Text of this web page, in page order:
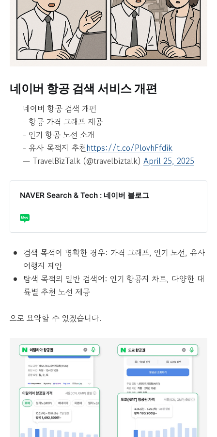
네이버 항공 검색 서비스 개편
네이버 항공 검색 개편
- 항공 가격 그래프 제공
- 인기 항공 노선 소개
- 유사 목적지 추천https://t.co/PlovhFfdik
— TravelBizTalk (@travelbiztalk) April 25, 2025
NAVER Search & Tech : 네이버 블로그
검색 목적이 명확한 경우: 가격 그래프, 인기 노선, 유사
여행지 제안
탐색 목적의 일반 검색어: 인기 항공지 차트, 다양한 대
륙별 추천 노선 제공
으로 요약할 수 있겠습니다.